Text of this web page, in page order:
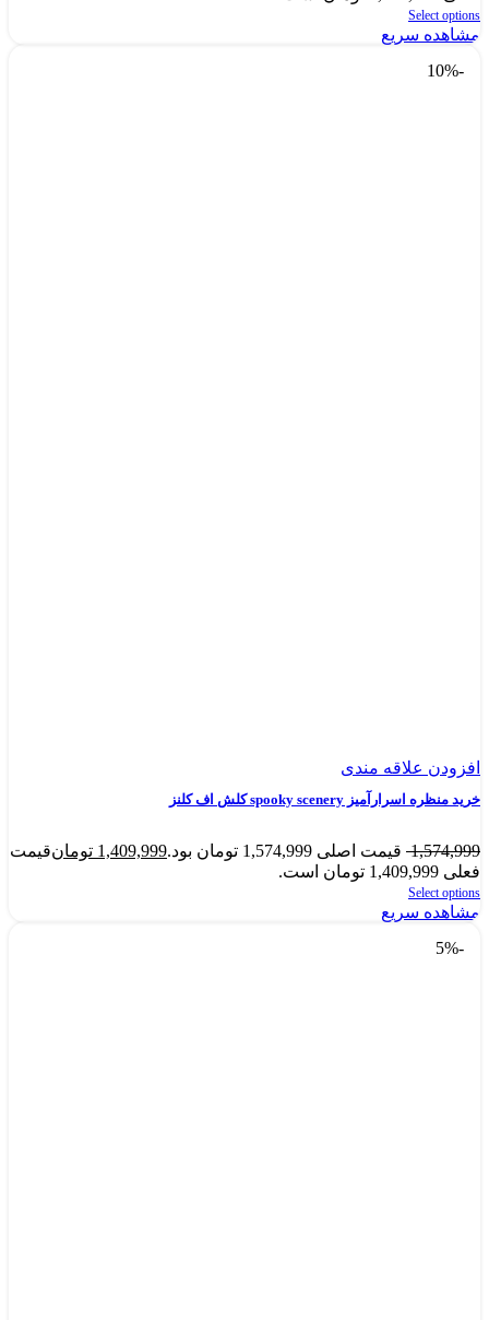
Select options
مشاهده سریع
-10%
افزودن علاقه مندی
خرید منظره اسرارآمیز spooky scenery کلش اف کلنز
1,574,999 قیمت اصلی 1,574,999 تومان بود. 1,409,999 تومانقیمت
فعلی 1,409,999 تومان است.
Select options
مشاهده سریع
-5%